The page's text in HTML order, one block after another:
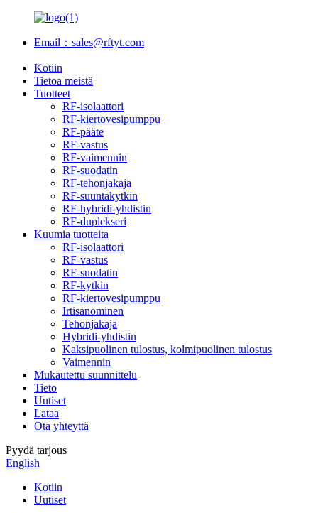
Email：sales@rftyt.com
Kotiin
Tietoa meistä
Tuotteet
RF-isolaattori
RF-kiertovesipumppu
RF-pääte
RF-vastus
RF-vaimennin
RF-suodatin
RF-tehonjakaja
RF-suuntakytkin
RF-hybridi-yhdistin
RF-duplekseri
Kuumia tuotteita
RF-isolaattori
RF-vastus
RF-suodatin
RF-kytkin
RF-kiertovesipumppu
Irtisanominen
Tehonjakaja
Hybridi-yhdistin
Kaksipuolinen tulostus, kolmipuolinen tulostus
Vaimennin
Mukautettu suunnittelu
Tieto
Uutiset
Lataa
Ota yhteyttä
Pyydä tarjous
English
Kotiin
Uutiset